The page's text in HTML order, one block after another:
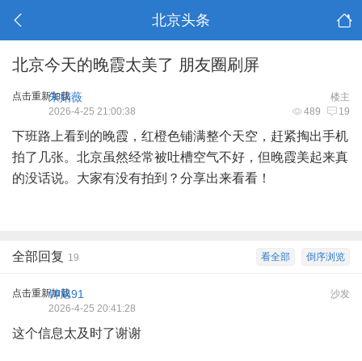
北京头条
北京今天的晚霞太美了 朋友圈刷屏
点击重新加载 楼主
朱娟薇
489 19
2026-4-25 21:00:38
下班路上看到的晚霞，红橙色铺满整个天空，赶紧掏出手机
拍了几张。北京虽然经常被吐槽空气不好，但晚霞美起来真
的没话说。大家有没有拍到？分享出来看看！
倒序浏览
看全部
全部回复 19
点击重新加载 沙发
钟旭91
2026-4-25 20:41:28
这个信息太及时了谢谢